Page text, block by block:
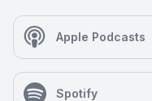
Apple Podcasts
Spotify